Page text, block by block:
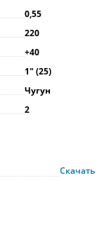
0,55
220
+40
1ʺ (25)
Чугун
2
Скачать